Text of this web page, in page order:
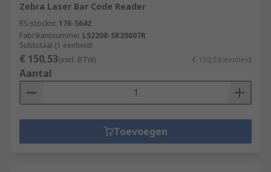
Zebra Laser Bar Code Reader
RS-stocknr. 176-5642
Fabrikantnummer LS2208-SR20007R
Subtotaal (1 eenheid)
€ 150,53(excl. BTW) € 150,53/eenheid
Aantal
Toevoegen